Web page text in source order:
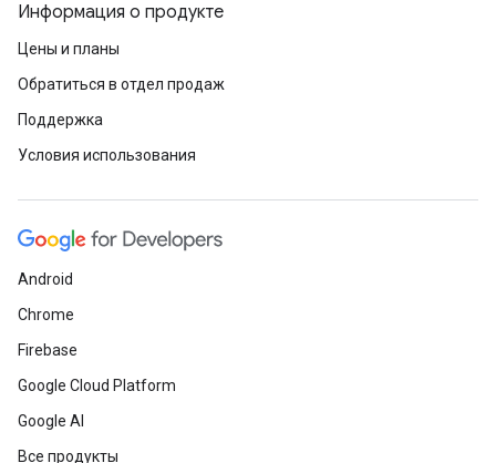
Информация о продукте
Цены и планы
Обратиться в отдел продаж
Поддержка
Условия использования
Android
Chrome
Firebase
Google Cloud Platform
Google AI
Все продукты